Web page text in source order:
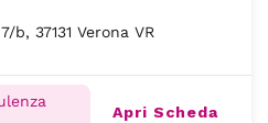
b, 37131 Verona VR
Apri Scheda